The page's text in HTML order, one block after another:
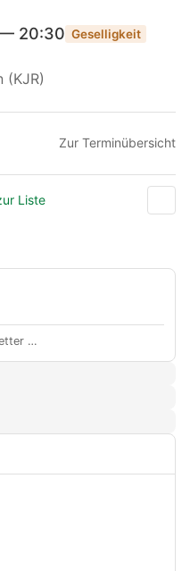
— 20:30 Geselligkeit
(KJR)
Zur Terminübersicht
Liste
…